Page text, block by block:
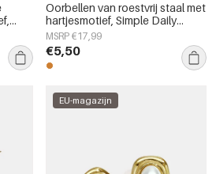
Oorbellen van roestvrij staal met
hartjesmotief, Simple Daily
Simple serie, dames sieraden
MSRP €17,99
€5,50
EU-magazijn